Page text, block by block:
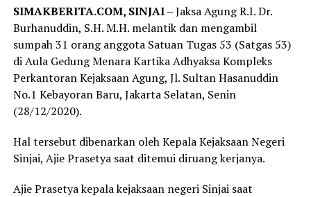
SIMAKBERITA.COM, SINJAI –Jaksa Agung R.I. Dr.
Burhanuddin, S.H. M.H. melantik dan mengambil
sumpah 31 orang anggota Satuan Tugas 53 (Satgas 53)
di Aula Gedung Menara Kartika Adhyaksa Kompleks
Perkantoran Kejaksaan Agung, Jl. Sultan Hasanuddin
No.1 Kebayoran Baru, Jakarta Selatan, Senin
(28/12/2020).
Hal tersebut dibenarkan oleh Kepala Kejaksaan Negeri
Sinjai, Ajie Prasetya saat ditemui diruang kerjanya.
Ajie Prasetya kepala kejaksaan negeri Sinjai saat